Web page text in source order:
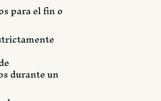
para el fin o
durante un